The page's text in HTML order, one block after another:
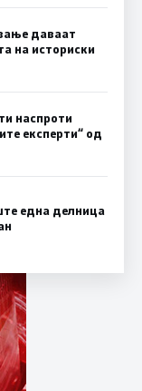
даваат
на историски
наспроти
експерти“ од
една делница